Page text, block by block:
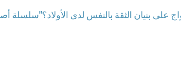
"سلسلة أصفادي كانت مسبحتي اليومية"على بنيان الثقة بالنفس لدى الأولاد؟